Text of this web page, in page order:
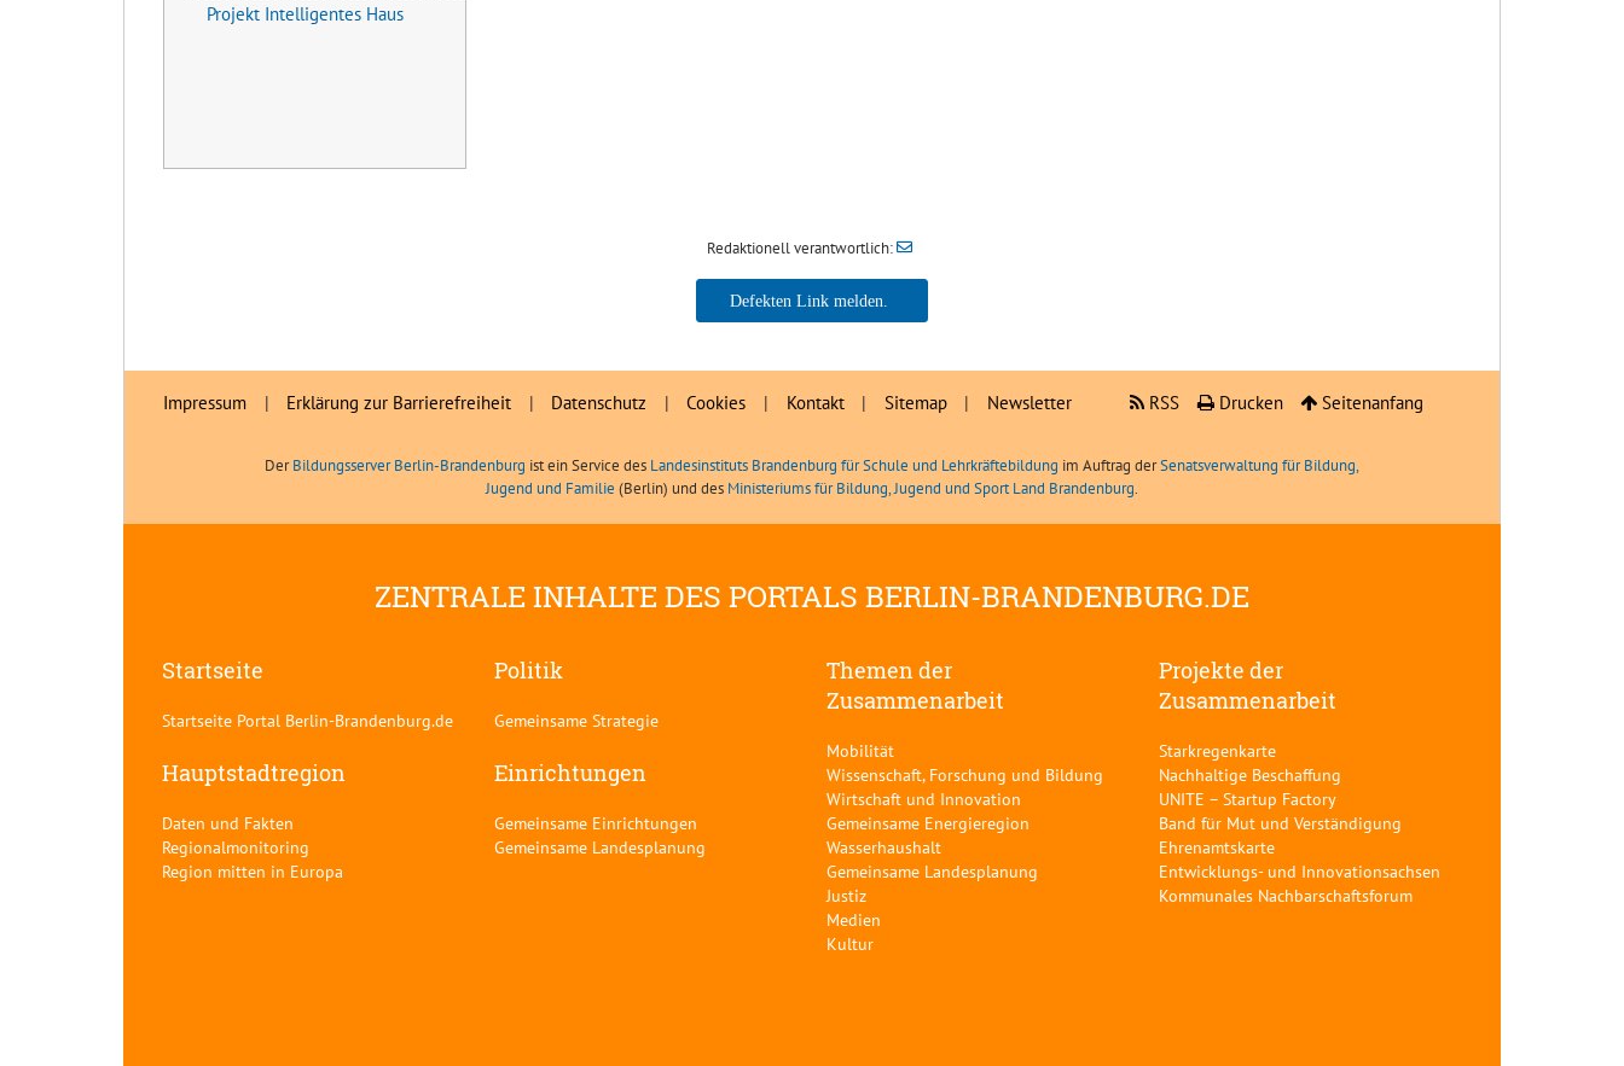
Projekt Intelligentes Haus
Redaktionell verantwortlich:
Impressum | Erklärung zur Barrierefreiheit | Datenschutz | Cookies | Kontakt | Sitemap | Newsletter RSS Drucken Seitenanfang
DerBildungsserver Berlin-Brandenburg ist ein Service des Landesinstituts Brandenburg für Schule und Lehrkräftebildung im Auftrag derSenatsverwaltung für Bildung,
Jugend und Familie (Berlin) und des Ministeriums für Bildung, Jugend und Sport Land Brandenburg.
ZENTRALE INHALTE DES PORTALS BERLIN-BRANDENBURG.DE
Startseite
Startseite Portal Berlin-Brandenburg.de
Hauptstadtregion
Daten und Fakten
Regionalmonitoring
Region mitten in Europa
Politik
Gemeinsame Strategie
Einrichtungen
Gemeinsame Einrichtungen
Gemeinsame Landesplanung
Themen der
Zusammenarbeit
Mobilität
Wissenschaft, Forschung und Bildung
Wirtschaft und Innovation
Gemeinsame Energieregion
Wasserhaushalt
Gemeinsame Landesplanung
Justiz
Medien
Kultur
Projekte der
Zusammenarbeit
Starkregenkarte
Nachhaltige Beschaffung
UNITE – Startup Factory
Band für Mut und Verständigung
Ehrenamtskarte
Entwicklungs- und Innovationsachsen
Kommunales Nachbarschaftsforum